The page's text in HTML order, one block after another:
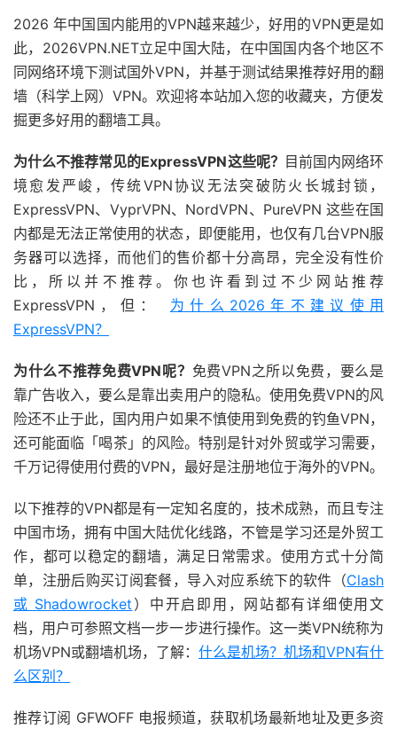
2026 年中国国内能用的VPN越来越少，好用的VPN更是如
此，2026VPN.NET立足中国大陆，在中国国内各个地区不
同网络环境下测试国外VPN，并基于测试结果推荐好用的翻
墙（科学上网）VPN。欢迎将本站加入您的收藏夹，方便发
掘更多好用的翻墙工具。
为什么不推荐常见的ExpressVPN这些呢？ 目前国内网络环
境愈发严峻，传统VPN协议无法突破防火长城封锁，
ExpressVPN、VyprVPN、NordVPN、PureVPN 这些在国
内都是无法正常使用的状态，即便能用，也仅有几台VPN服
务器可以选择，而他们的售价都十分高昂，完全没有性价
比，所以并不推荐。你也许看到过不少网站推荐
ExpressVPN，但： 为什么2026年不建议使用
ExpressVPN？
为什么不推荐免费VPN呢？ 免费VPN之所以免费，要么是
靠广告收入，要么是靠出卖用户的隐私。使用免费VPN的风
险还不止于此，国内用户如果不慎使用到免费的钓鱼VPN，
还可能面临「喝茶」的风险。特别是针对外贸或学习需要，
千万记得使用付费的VPN，最好是注册地位于海外的VPN。
以下推荐的VPN都是有一定知名度的，技术成熟，而且专注
中国市场，拥有中国大陆优化线路，不管是学习还是外贸工
作，都可以稳定的翻墙，满足日常需求。使用方式十分简
单，注册后购买订阅套餐，导入对应系统下的软件（Clash
或 Shadowrocket ）中开启即用，网站都有详细使用文
档，用户可参照文档一步一步进行操作。这一类VPN统称为
机场VPN或翻墙机场，了解： 什么是机场？机场和VPN有什
么区别？
推荐订阅 GFWOFF 电报频道，获取机场最新地址及更多资